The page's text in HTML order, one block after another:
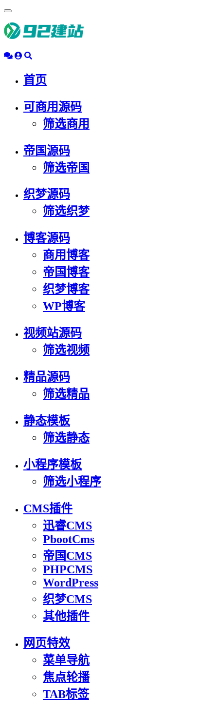
动
导
首页
可商用源码
筛选商用
帝国源码
筛选帝国
织梦源码
筛选织梦
博客源码
商用博客
帝国博客
织梦博客
WP博客
视频站源码
筛选视频
精品源码
筛选精品
静态模板
筛选静态
小程序模板
筛选小程序
CMS插件
迅睿CMS
PbootCms
帝国CMS
PHPCMS
WordPress
织梦CMS
其他插件
网页特效
菜单导航
焦点轮播
TAB标签